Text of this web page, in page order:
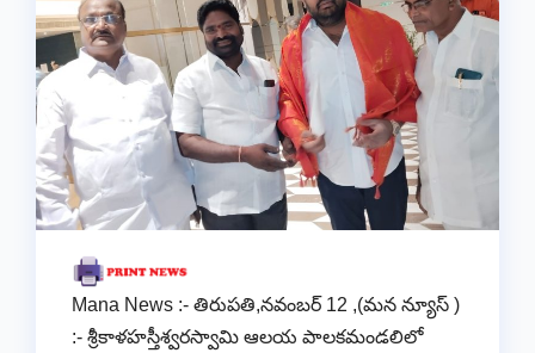
Mana News :- తిరుపతి,నవంబర్ 12 ,(మన న్యూస్ )
:- శ్రీకాళహస్తీశ్వరస్వామి ఆలయ పాలకమండలిలో